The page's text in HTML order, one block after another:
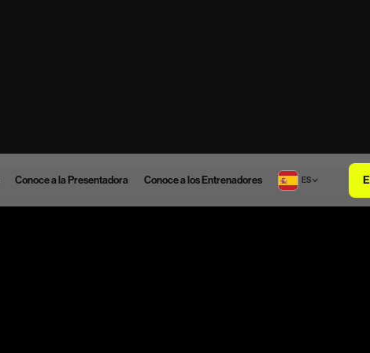
Conoce a la Presentadora Conoce a los Entrenadores ES